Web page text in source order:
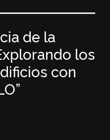
de la
los
con